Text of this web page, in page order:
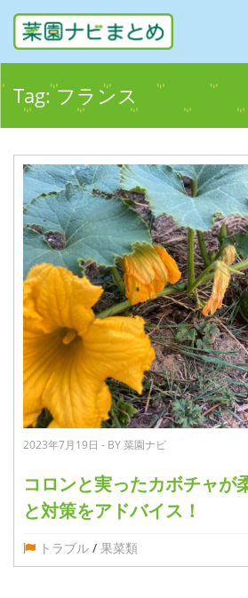
Tag:フランス
2023年7月19日 - BY 菜園ナビ
コロンと実ったカボチャが
と対策をアドバイス！
トラブル / 果菜類